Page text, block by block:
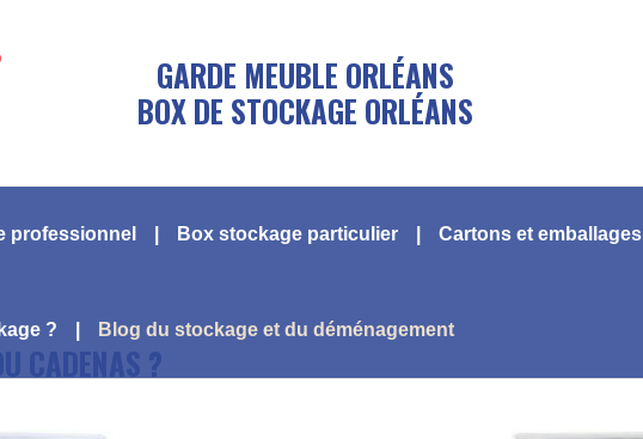
GARDE MEUBLE ORLÉANS
BOX DE STOCKAGE ORLÉANS
professionnel Box stockage particulier Cartons et emballages
? Blog du stockage et du déménagement
CADENAS ?